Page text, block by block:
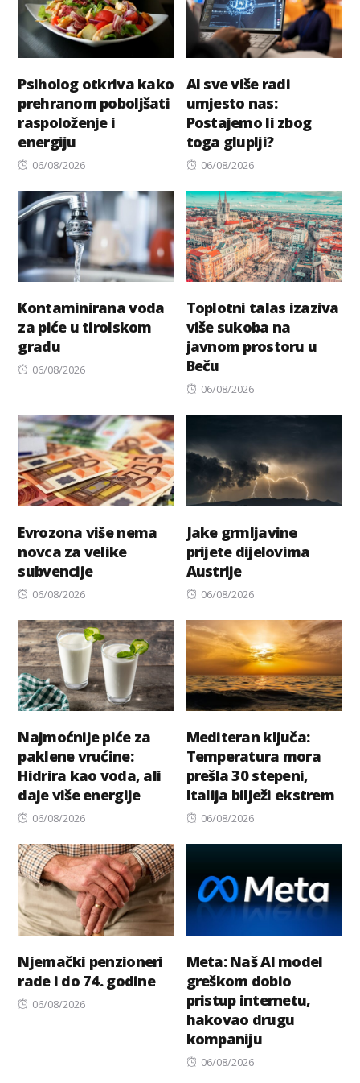
Psiholog otkriva kako
prehranom poboljšati
raspoloženje i
energiju
Posted
06/08/2026
AI sve više radi
umjesto nas:
Postajemo li zbog
toga gluplji?
Posted
06/08/2026
Kontaminirana voda
za piće u tirolskom
gradu
Posted
06/08/2026
Toplotni talas izaziva
više sukoba na
javnom prostoru u
Beču
Posted
06/08/2026
Evrozona više nema
novca za velike
subvencije
Posted
06/08/2026
Jake grmljavine
prijete dijelovima
Austrije
Posted
06/08/2026
Najmoćnije piće za
paklene vrućine:
Hidrira kao voda, ali
daje više energije
Posted
06/08/2026
Mediteran ključa:
Temperatura mora
prešla 30 stepeni,
Italija bilježi ekstrem
Posted
06/08/2026
Njemački penzioneri
rade i do 74. godine
Posted
06/08/2026
Meta: Naš AI model
greškom dobio
pristup internetu,
hakovao drugu
kompaniju
Posted
06/08/2026